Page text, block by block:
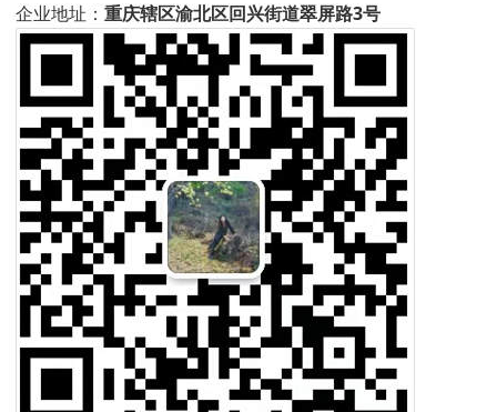
企业地址： 重庆辖区渝北区回兴街道翠屏路3号